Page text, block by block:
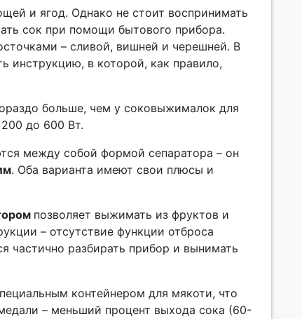
и ягод. Однако не стоит воспринимать
сок при помощи бытового прибора.
– сливой, вишней и черешней. В
инструкцию, в которой, как правило,
больше, чем у соковыжималок для
до 600 Вт.
между собой формой сепаратора – он
. Оба варианта имеют свои плюсы и
позволяет выжимать из фруктов и
– отсутствие функции отброса
частично разбирать прибор и вынимать
контейнером для мякоти, что
– меньший процент выхода сока (60-